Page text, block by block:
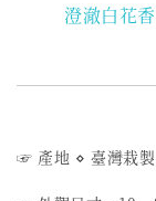
澄澈白花
☞ 產地 ⋄ 臺灣栽製